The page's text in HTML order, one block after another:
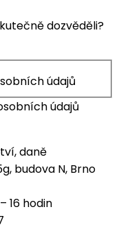
dozvěděli?
údajů
údajů
daně
budova N, Brno
16 hodin